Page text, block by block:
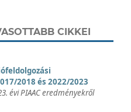
CIKKEI
2018 és 2022/2023
évi PIAAC eredményekről